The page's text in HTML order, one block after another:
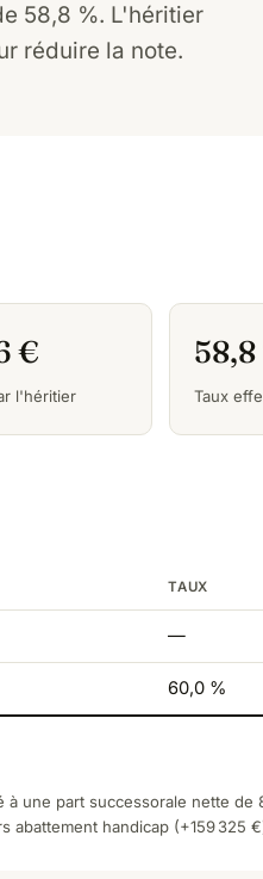
58,8 %. L'héritier
réduire la note.
€
l'héritier
58,8
Taux
TAUX
—
60,0 %
à une part successorale nette
abattement handicap (+159 325